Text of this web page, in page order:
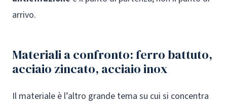
arrivo.
Materiali a confronto: ferro battuto,
acciaio zincato, acciaio inox
Il materiale è l’altro grande tema su cui si concentra